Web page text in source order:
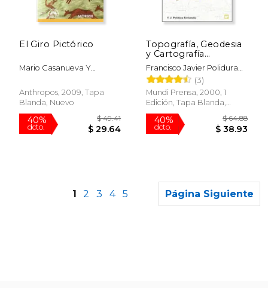
$ 139.99
El Giro Pictórico
Mario Casanueva Y
Anthropos, 2009, Tapa
Blanda, Nuevo
Topografía, Geodesia
y Cartografía
Aplicadas a la
Ingeniería
Francisco Javier Polidura
Fernandez
(3)
Mundi Prensa, 2000, 1
Edición, Tapa Blanda,
Nuevo
1 2 3 4 5 Página Siguiente